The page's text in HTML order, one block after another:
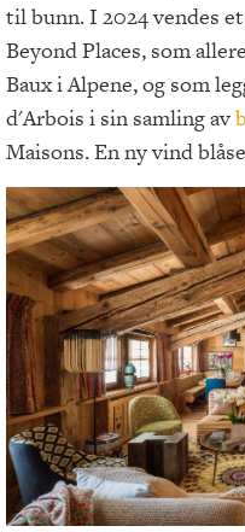
til bunn. I 2024 vendes
Beyond Places, som
Baux i Alpene, og som
d'Arbois i sin samling av
Maisons. En ny vind